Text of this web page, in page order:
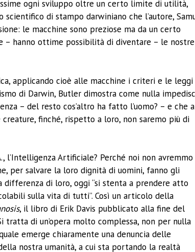
ogni sviluppo oltre un certo limite di utilità,
di stampo darwiniano che l’autore,
le macchine sono preziose ma da un certo
hanno ottime possibilità di diventare – le nostre
applicando cioè alle macchine i criteri e le
di Darwin, Butler dimostra come nulla
– del resto cos’altro ha fatto l’uomo? – e che a
finché, rispetto a loro, non saremo più di
Artificiale? Perché noi non avremmo
per salvare la loro dignità di uomini, fanno gli
differenza di loro, oggi “si stenta a prendere atto
sulla vita di tutti”. Così un articolo della
, il libro di Erik Davis pubblicato alla fine del
tratta di un’opera molto complessa, non per nulla
emerge chiaramente una denuncia delle
nostra umanità, a cui sta portando la realtà